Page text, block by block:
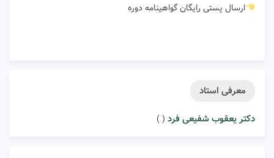
ارسال پستی رایگان گواهینامه دوره
معرفی استاد
دکتر یعقوب شفیعی فرد ( )